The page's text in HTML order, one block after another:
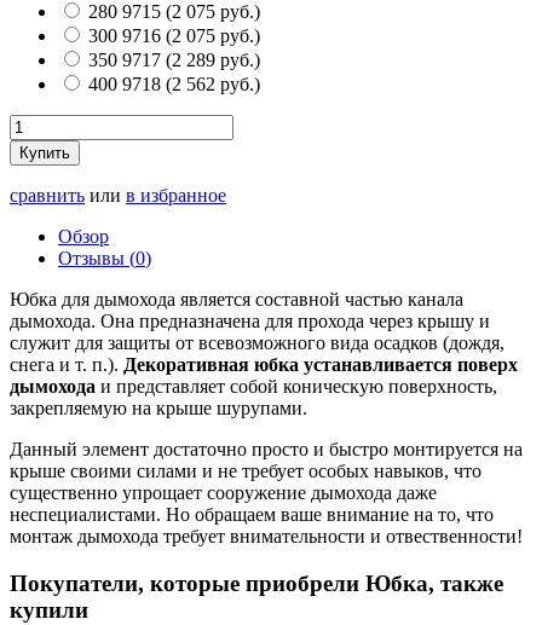
280 9715 (2 075 руб.)
300 9716 (2 075 руб.)
350 9717 (2 289 руб.)
400 9718 (2 562 руб.)
Купить
сравнить или в избранное
Обзор
Отзывы (0)
Юбка для дымохода является составной частью канала
дымохода. Она предназначена для прохода через крышу и
служит для защиты от всевозможного вида осадков (дождя,
снега и т. п.). Декоративная юбка устанавливается поверх
дымохода и представляет собой коническую поверхность,
закрепляемую на крыше шурупами.
Данный элемент достаточно просто и быстро монтируется на
крыше своими силами и не требует особых навыков, что
существенно упрощает сооружение дымохода даже
неспециалистами. Но обращаем ваше внимание на то, что
монтаж дымохода требует внимательности и отвественности!
Покупатели, которые приобрели Юбка, также
купили